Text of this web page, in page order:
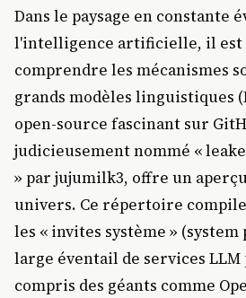
Dans le paysage en constante
l'intelligence artificielle, il est
comprendre les mécanismes
grands modèles linguistiques
open-source fascinant sur
judicieusement nommé «
» par jujumilk3, offre un
univers. Ce répertoire
les « invites système »
large éventail de services
compris des géants comme